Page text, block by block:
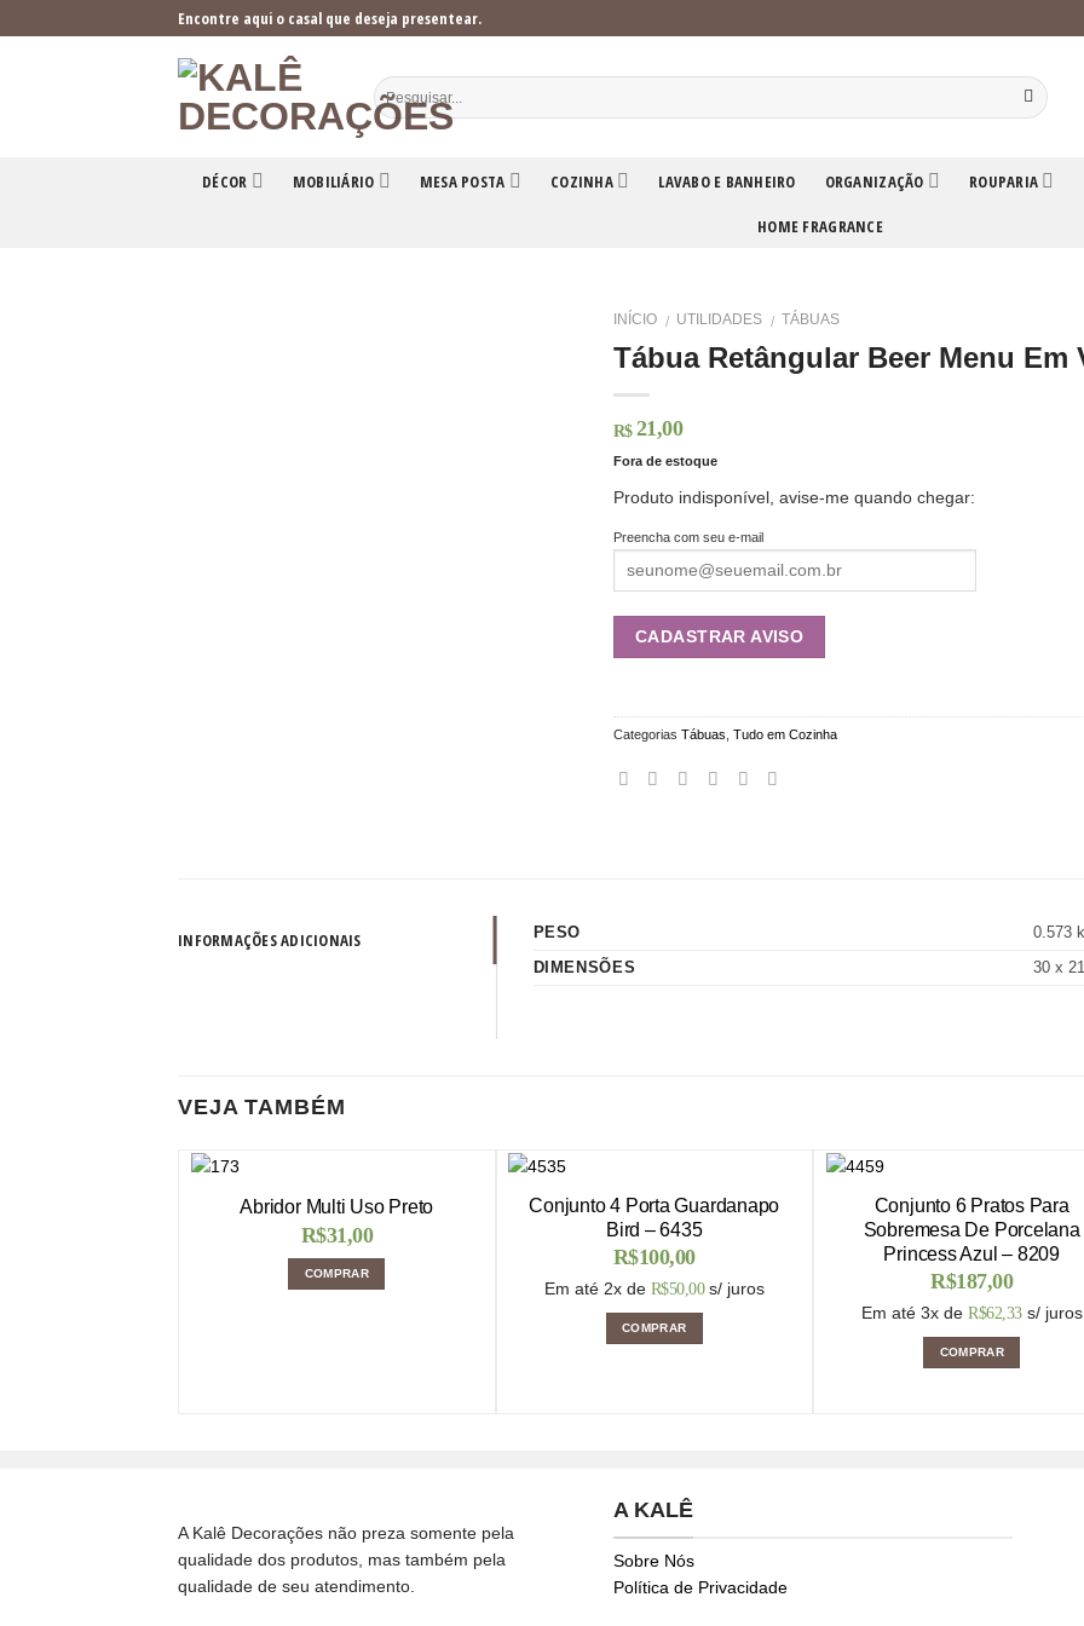
to
Encontre aqui o casal que deseja presentear.
DÉCOR MOBILIÁRIO MESA POSTA COZINHA LAVABO E BANHEIRO ORGANIZAÇÃO ROUPARIA
HOME FRAGRANCE
INÍCIO / UTILIDADES / TÁBUAS
Tábua Retângular Beer Menu Em
R$ 21,00
Fora de estoque
Produto indisponível, avise-me quando chegar:
Preencha com seu e-mail
Categorias Tábuas Tudo em Cozinha
INFORMAÇÕES ADICIONAIS PESO
0.573
DIMENSÕES
30 x
VEJA TAMBÉM
Abridor Multi Uso Preto
R$31,00
COMPRAR
Conjunto 4 Porta Guardanapo
Bird – 6435
R$100,00
Em até 2x de R$50,00 s/ juros
COMPRAR
Conjunto 6 Pratos Para
Sobremesa De Porcelana
Princess Azul – 8209
R$187,00
Em até 3x de R$62,33 s/ juros
COMPRAR
A Kalê Decorações não preza somente pela
qualidade dos produtos, mas também pela
qualidade de seu atendimento.
A KALÊ
Sobre Nós
Política de Privacidade